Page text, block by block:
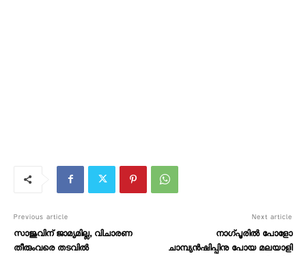
Previous article
സാജുവിന് ജാമ്യമില്ല, വിചാരണ
തീരുംവരെ തടവിൽ
Next article
നാഗ്പൂരിൽ പോളോ
ചാമ്പ്യൻഷിപ്പിനു പോയ മലയാളി